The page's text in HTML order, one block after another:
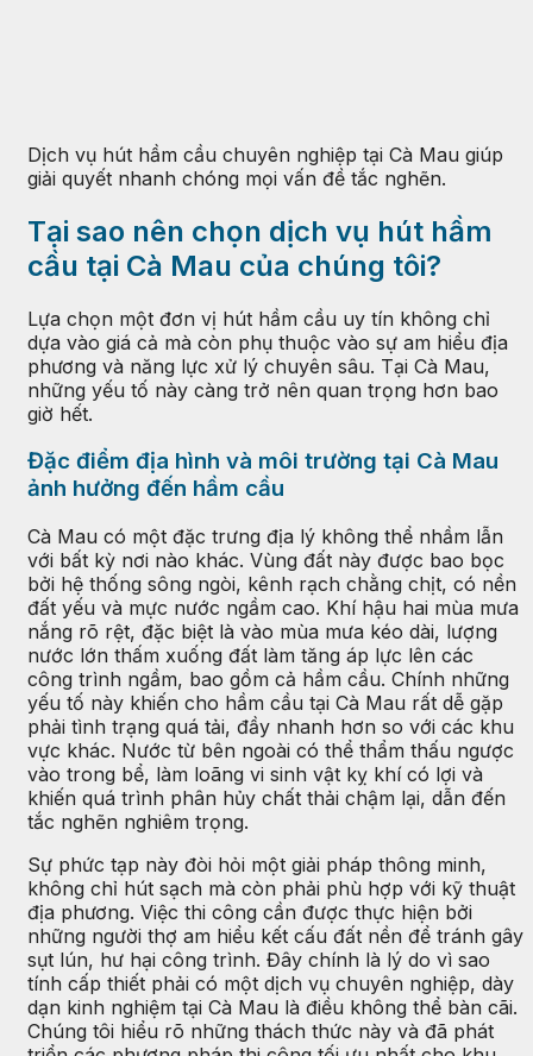
Dịch vụ hút hầm cầu chuyên nghiệp tại Cà Mau giúp
giải quyết nhanh chóng mọi vấn đề tắc nghẽn.
Tại sao nên chọn dịch vụ hút hầm
cầu tại Cà Mau của chúng tôi?
Lựa chọn một đơn vị hút hầm cầu uy tín không chỉ
dựa vào giá cả mà còn phụ thuộc vào sự am hiểu địa
phương và năng lực xử lý chuyên sâu. Tại Cà Mau,
những yếu tố này càng trở nên quan trọng hơn bao
giờ hết.
Đặc điểm địa hình và môi trường tại Cà Mau
ảnh hưởng đến hầm cầu
Cà Mau có một đặc trưng địa lý không thể nhầm lẫn
với bất kỳ nơi nào khác. Vùng đất này được bao bọc
bởi hệ thống sông ngòi, kênh rạch chằng chịt, có nền
đất yếu và mực nước ngầm cao. Khí hậu hai mùa mưa
nắng rõ rệt, đặc biệt là vào mùa mưa kéo dài, lượng
nước lớn thấm xuống đất làm tăng áp lực lên các
công trình ngầm, bao gồm cả hầm cầu. Chính những
yếu tố này khiến cho hầm cầu tại Cà Mau rất dễ gặp
phải tình trạng quá tải, đầy nhanh hơn so với các khu
vực khác. Nước từ bên ngoài có thể thẩm thấu ngược
vào trong bể, làm loãng vi sinh vật kỵ khí có lợi và
khiến quá trình phân hủy chất thải chậm lại, dẫn đến
tắc nghẽn nghiêm trọng.
Sự phức tạp này đòi hỏi một giải pháp thông minh,
không chỉ hút sạch mà còn phải phù hợp với kỹ thuật
địa phương. Việc thi công cần được thực hiện bởi
những người thợ am hiểu kết cấu đất nền để tránh gây
sụt lún, hư hại công trình. Đây chính là lý do vì sao
tính cấp thiết phải có một dịch vụ chuyên nghiệp, dày
dạn kinh nghiệm tại Cà Mau là điều không thể bàn cãi.
Chúng tôi hiểu rõ những thách thức này và đã phát